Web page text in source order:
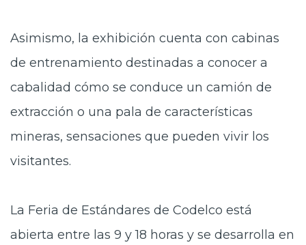
Asimismo, la exhibición cuenta con cabinas
de entrenamiento destinadas a conocer a
cabalidad cómo se conduce un camión de
extracción o una pala de características
mineras, sensaciones que pueden vivir los
visitantes.
La Feria de Estándares de Codelco está
abierta entre las 9 y 18 horas y se desarrolla en